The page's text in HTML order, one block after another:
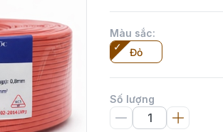
Màu sắc:
Đỏ
Số lượng